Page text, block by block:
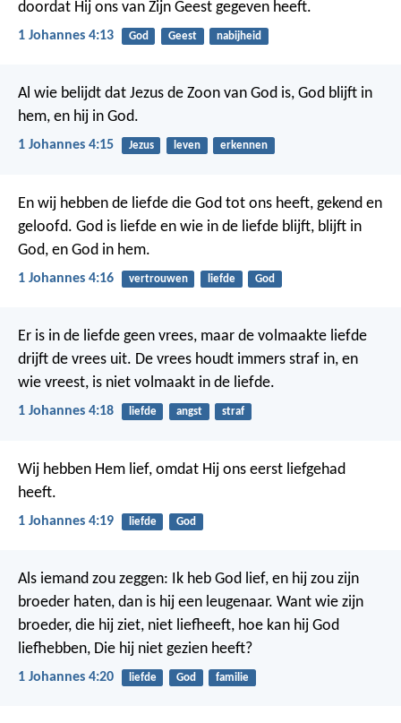
doordat Hij ons van Zijn Geest gegeven heeft.
1 Johannes 4:13 God Geest nabijheid
Al wie belijdt dat Jezus de Zoon van God is, God blijft in
hem, en hij in God.
1 Johannes 4:15 Jezus leven erkennen
En wij hebben de liefde die God tot ons heeft, gekend en
geloofd. God is liefde en wie in de liefde blijft, blijft in
God, en God in hem.
1 Johannes 4:16 vertrouwen liefde God
Er is in de liefde geen vrees, maar de volmaakte liefde
drijft de vrees uit. De vrees houdt immers straf in, en
wie vreest, is niet volmaakt in de liefde.
1 Johannes 4:18 liefde angst straf
Wij hebben Hem lief, omdat Hij ons eerst liefgehad
heeft.
1 Johannes 4:19 liefde God
Als iemand zou zeggen: Ik heb God lief, en hij zou zijn
broeder haten, dan is hij een leugenaar. Want wie zijn
broeder, die hij ziet, niet liefheeft, hoe kan hij God
liefhebben, Die hij niet gezien heeft?
1 Johannes 4:20 liefde God familie